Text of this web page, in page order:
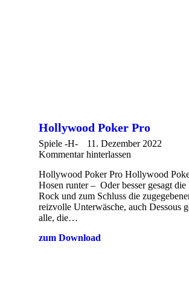
Hollywood Poker Pro
Spiele -H-
11. Dezember 2022
Kommentar hinterlassen
Hollywood Poker Pro Hollywood
Hosen runter – Oder besser gesagt die
Rock und zum Schluss die
reizvolle Unterwäsche, auch Dessous
alle, die…
zum Download